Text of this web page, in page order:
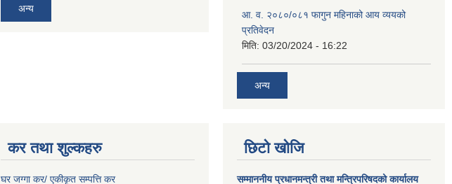
अन्य
आ. व. २०८०/०८१ फागुन महिनाको आय व्ययको
प्रतिवेदन
मिति: 03/20/2024 - 16:22
अन्य
कर तथा शुल्कहरु
घर जग्गा कर/ एकीकृत सम्पत्ति कर
छिटो खोजि
सम्माननीय प्रधानमन्त्री तथा मन्त्रिपरिषद‌को कार्यालय